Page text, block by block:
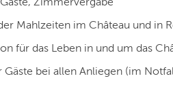
Mahlzeiten im Château und in
für das Leben in und um das
Gäste bei allen Anliegen (im